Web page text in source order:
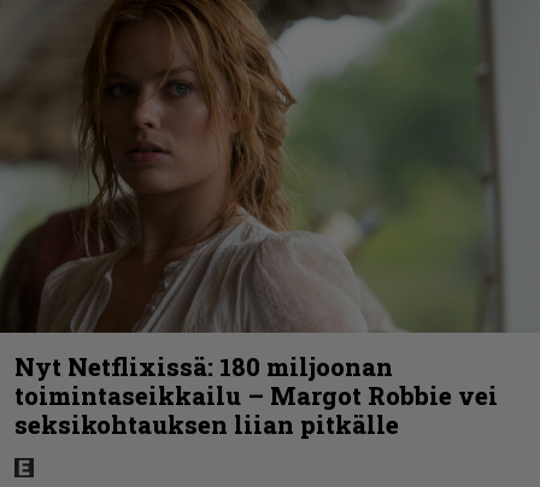
Nyt Netflixissä: 180 miljoonan
toimintaseikkailu – Margot Robbie vei
seksikohtauksen liian pitkälle